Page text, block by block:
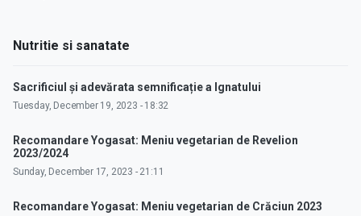
Nutritie si sanatate
Sacrificiul și adevărata semnificație a Ignatului
Tuesday, December 19, 2023 - 18:32
Recomandare Yogasat: Meniu vegetarian de Revelion
2023/2024
Sunday, December 17, 2023 - 21:11
Recomandare Yogasat: Meniu vegetarian de Crăciun 2023